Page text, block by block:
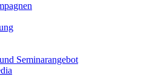
Seminarangebot